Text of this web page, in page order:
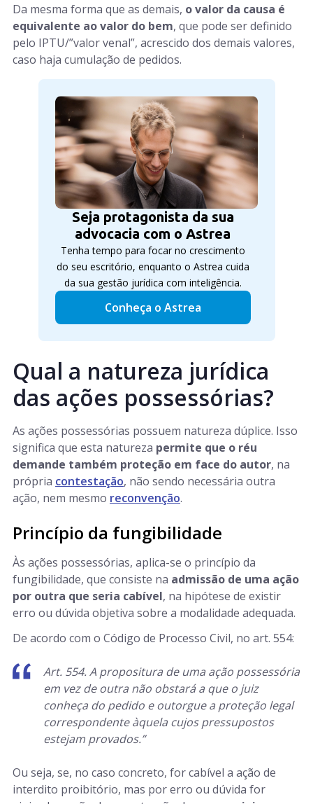
Da mesma forma que as demais, o valor da causa é
equivalente ao valor do bem, que pode ser definido
pelo IPTU/”valor venal”, acrescido dos demais valores,
caso haja cumulação de pedidos.
Seja protagonista da sua
advocacia com o Astrea
Tenha tempo para focar no crescimento
do seu escritório, enquanto o Astrea cuida
da sua gestão jurídica com inteligência.
Conheça o Astrea
Qual a natureza jurídica
das ações possessórias?
As ações possessórias possuem natureza dúplice. Isso
significa que esta natureza permite que o réu
demande também proteção em face do autor, na
própria contestação, não sendo necessária outra
ação, nem mesmo reconvenção.
Princípio da fungibilidade
Às ações possessórias, aplica-se o princípio da
fungibilidade, que consiste na admissão de uma ação
por outra que seria cabível, na hipótese de existir
erro ou dúvida objetiva sobre a modalidade adequada.
De acordo com o Código de Processo Civil, no art. 554:
Art. 554. A propositura de uma ação possessória
em vez de outra não obstará a que o juiz
conheça do pedido e outorgue a proteção legal
correspondente àquela cujos pressupostos
estejam provados.”
Ou seja, se, no caso concreto, for cabível a ação de
interdito proibitório, mas por erro ou dúvida for